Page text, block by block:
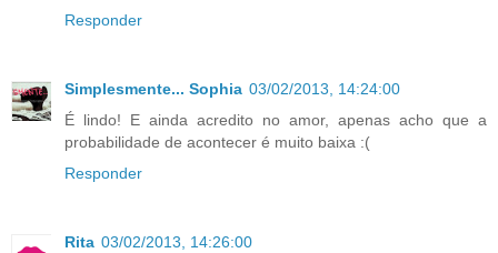
Responder
Simplesmente... Sophia 03/02/2013, 14:24:00
É lindo! E ainda acredito no amor, apenas acho que a
probabilidade de acontecer é muito baixa :(
Responder
Rita 03/02/2013, 14:26:00